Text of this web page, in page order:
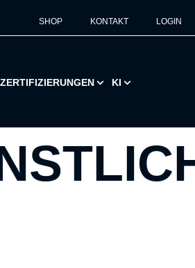
SHOP KONTAKT LOGIN
ZERTIFIZIERUNGEN KI